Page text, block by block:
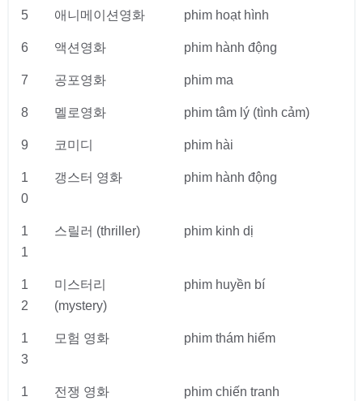
5 애니메이션영화 phim hoạt hình
6 액션영화 phim hành động
7 공포영화 phim ma
8 멜로영화 phim tâm lý (tình cảm)
9 코미디 phim hài
1
0
갱스터 영화 phim hành động
1
1
스릴러 (thriller) phim kinh dị
1
2
미스터리
(mystery)
phim huyền bí
1
3
모험 영화 phim thám hiểm
1
전쟁 영화 phim chiến tranh